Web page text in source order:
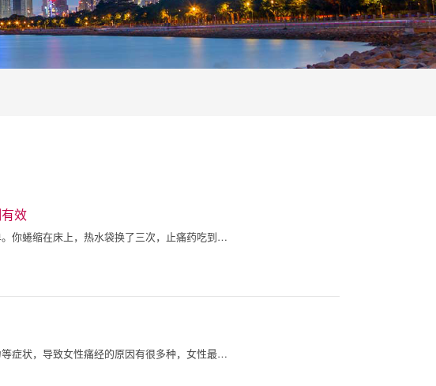
效
你蜷缩在床上，热水袋换了三次，止痛药吃到…
症状，导致女性痛经的原因有很多种，女性最…